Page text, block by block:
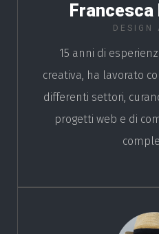
DESIGN
15 anni di
creativa, ha lavorato
differenti settori,
progetti web e di